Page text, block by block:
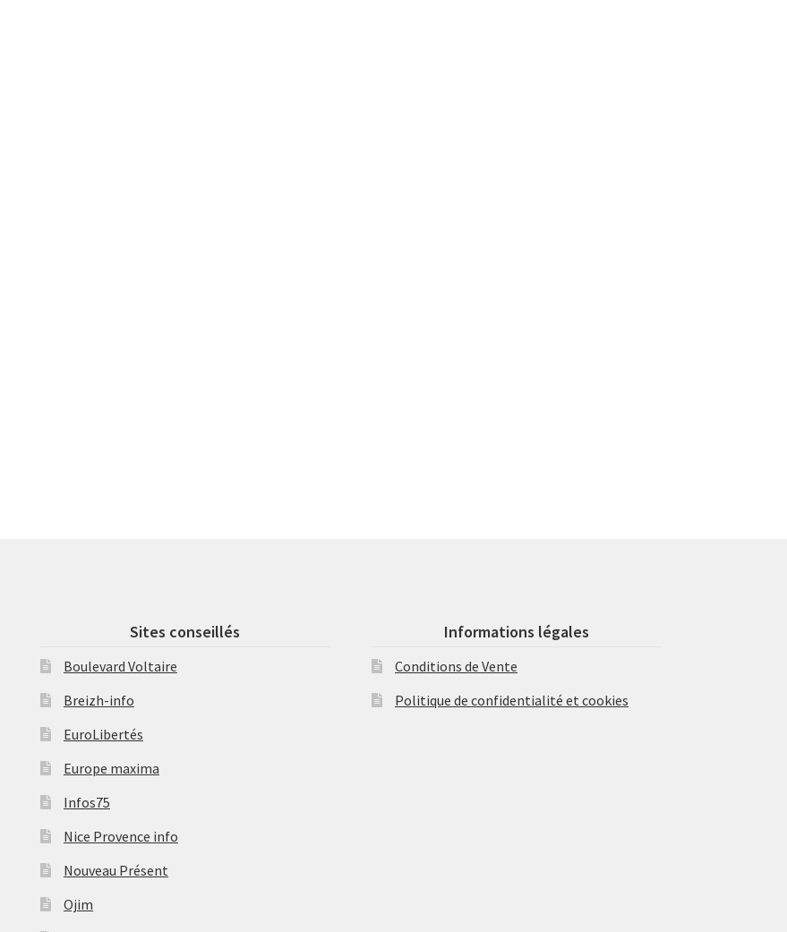
Sites conseillés
Boulevard Voltaire
Breizh-info
EuroLibertés
Europe maxima
Infos75
Nice Provence info
Nouveau Présent
Ojim
Informations légales
Conditions de Vente
Politique de confidentialité et cookies